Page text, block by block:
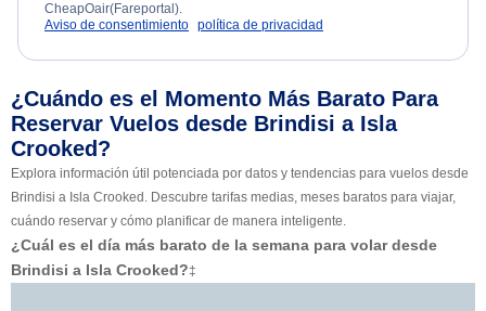
CheapOair(Fareportal).
Aviso de consentimiento política de privacidad
¿Cuándo es el Momento Más Barato Para
Reservar Vuelos desde Brindisi a Isla
Crooked?
Explora información útil potenciada por datos y tendencias para vuelos desde
Brindisi a Isla Crooked. Descubre tarifas medias, meses baratos para viajar,
cuándo reservar y cómo planificar de manera inteligente.
¿Cuál es el día más barato de la semana para volar desde
Brindisi a Isla Crooked?‡